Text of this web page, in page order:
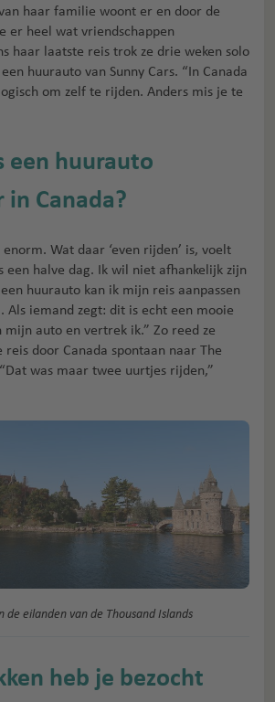
haar familie woont er en door de
er heel wat vriendschappen
haar laatste reis trok ze drie weken solo
huurauto van Sunny Cars. “In Canada
om zelf te rijden. Anders mis je te
een huurauto
in Canada?
Wat daar ‘even rijden’ is, voelt
een halve dag. Ik wil niet afhankelijk zijn
huurauto kan ik mijn reis aanpassen
Als iemand zegt: dit is echt een mooie
mijn auto en vertrek ik.” Zo reed ze
door Canada spontaan naar The
was maar twee uurtjes rijden,”
de eilanden van de Thousand Islands
heb je bezocht